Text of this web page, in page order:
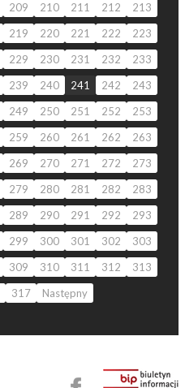
209 210 211 212
213
219 220 221 222
223
229 230 231 232
233
239 240 241 242
243
249 250 251 252
253
259 260 261 262
263
269 270 271 272
273
279 280 281 282
283
289 290 291 292
293
299 300 301 302
303
309 310 311 312
313
317 Następny